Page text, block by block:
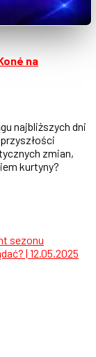
na
najbliższych dni
zmian,
kurtyny?
sezonu
| 12.05.2025